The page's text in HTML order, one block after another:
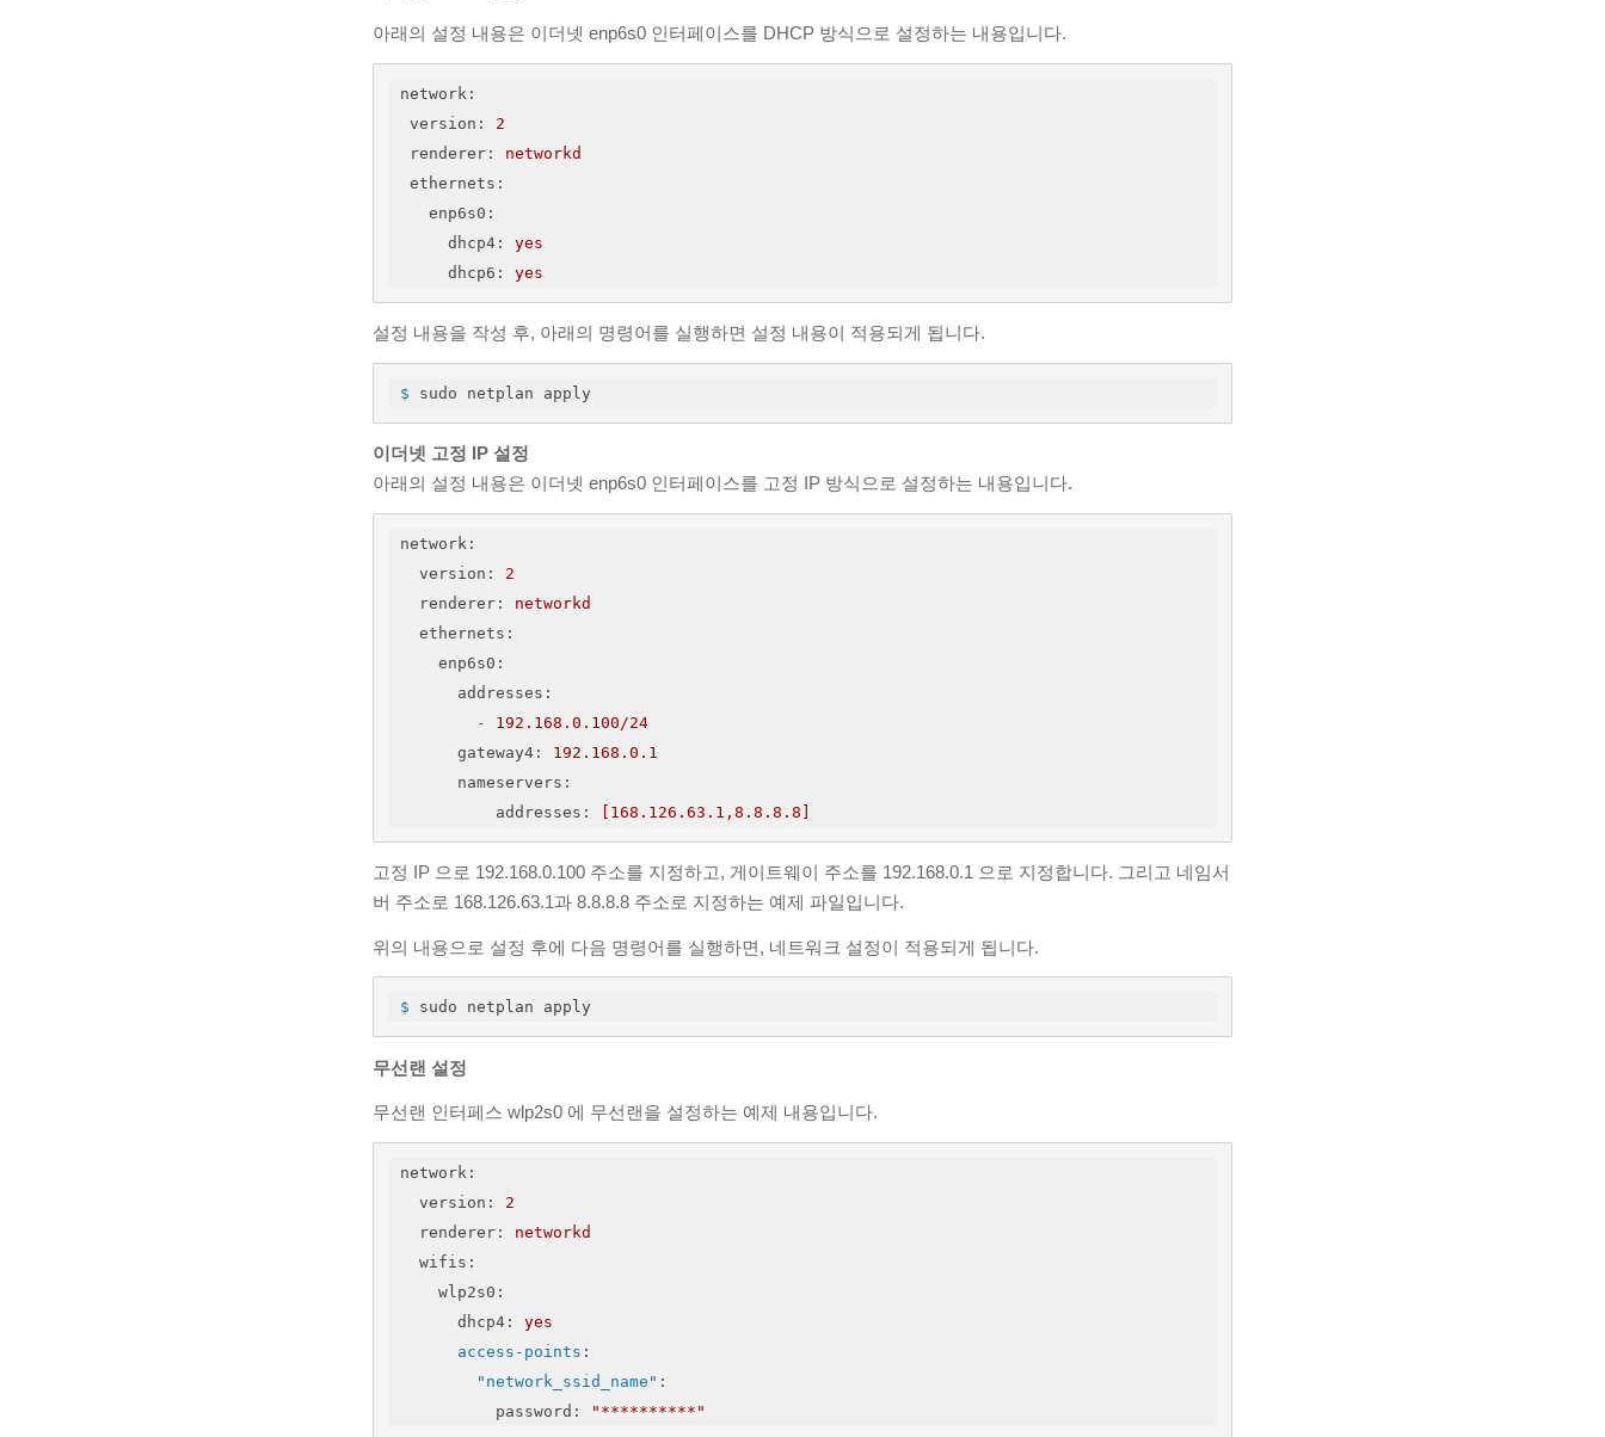
아래의 설정 내용은 이더넷 enp6s0 인터페이스를 DHCP 방식으로 설정하는 내용입니다.
network :
version : 2
renderer : networkd
ethernets :
enp6s0 :
dhcp4 : yes
dhcp6 : yes
설정 내용을 작성 후, 아래의 명령어를 실행하면 설정 내용이 적용되게 됩니다.
$ sudo netplan apply
이더넷 고정 IP 설정
아래의 설정 내용은 이더넷 enp6s0 인터페이스를 고정 IP 방식으로 설정하는 내용입니다.
network :
version : 2
renderer : networkd
ethernets :
enp6s0 :
addresses :
-
192.168.0.100/24
gateway4 : 192.168.0.1
nameservers :
addresses : [168.126.63.1,8.8.8.8]
고정 IP 으로 192.168.0.100 주소를 지정하고, 게이트웨이 주소를 192.168.0.1 으로 지정합니다. 그리고 네임서
버 주소로 168.126.63.1과 8.8.8.8 주소로 지정하는 예제 파일입니다.
위의 내용으로 설정 후에 다음 명령어를 실행하면, 네트워크 설정이 적용되게 됩니다.
$ sudo netplan apply
무선랜 설정
무선랜 인터페스 wlp2s0 에 무선랜을 설정하는 예제 내용입니다.
network :
version : 2
renderer : networkd
wifis :
wlp2s0 :
dhcp4 : yes
access-points :
"network_ssid_name" :
password : "**********"